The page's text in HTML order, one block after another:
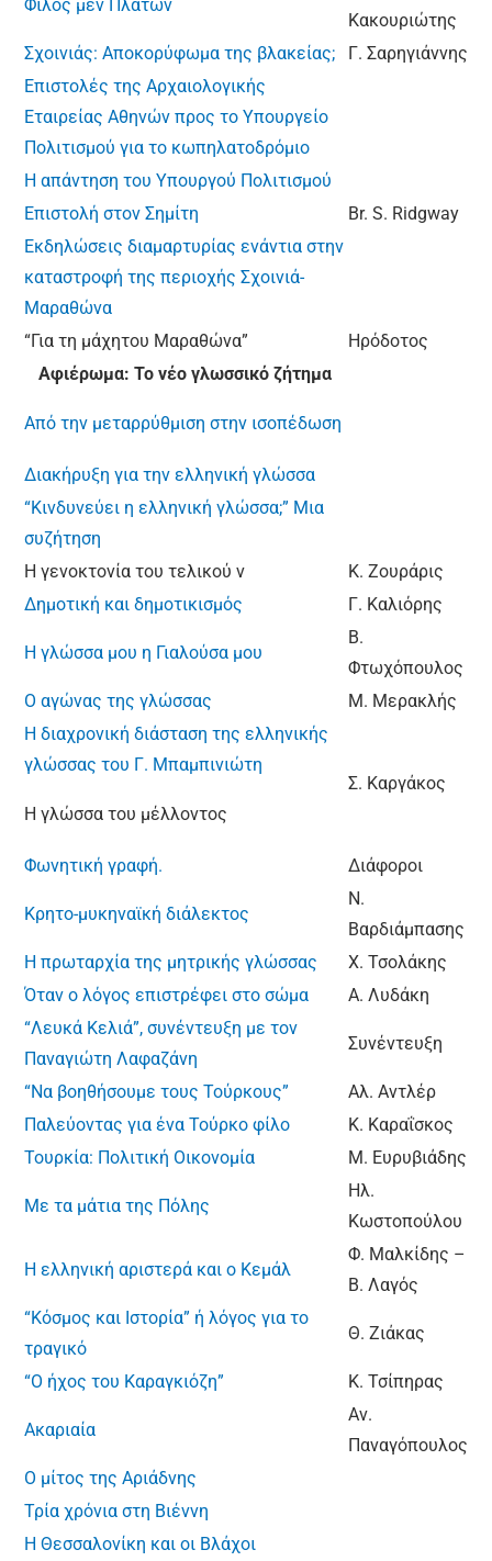
Φίλος μεν Πλάτων
Κακουριώτης
Σχοινιάς: Αποκορύφωμα της βλακείας;
Γ. Σαρηγιάννης
Επιστολές της Αρχαιολογικής
Εταιρείας Αθηνών προς το Υπουργείο
Πολιτισμού για το κωπηλατοδρόμιο
Η απάντηση του Υπουργού Πολιτισμού
Επιστολή στον Σημίτη
Br. S. Ridgway
Εκδηλώσεις διαμαρτυρίας ενάντια στην
καταστροφή της περιοχής Σχοινιά-
Μαραθώνα
“Για τη μάχητου Μαραθώνα”
Ηρόδοτος
Αφιέρωμα: Το νέο γλωσσικό ζήτημα
Από την μεταρρύθμιση στην ισοπέδωση
Διακήρυξη για την ελληνική γλώσσα
“Κινδυνεύει η ελληνική γλώσσα;” Μια
συζήτηση
Η γενοκτονία του τελικού ν
Κ. Ζουράρις
Δημοτική και δημοτικισμός
Γ. Καλιόρης
Η γλώσσα μου η Γιαλούσα μου
Β.
Φτωχόπουλος
Ο αγώνας της γλώσσας
Μ. Μερακλής
Η διαχρονική διάσταση της ελληνικής
γλώσσας του Γ. Μπαμπινιώτη
Η γλώσσα του μέλλοντος
Σ. Καργάκος
Φωνητική γραφή. Διάφοροι
Κρητο-μυκηναϊκή διάλεκτος
Ν.
Βαρδιάμπασης
Η πρωταρχία της μητρικής γλώσσας
Χ. Τσολάκης
Όταν ο λόγος επιστρέφει στο σώμα
Α. Λυδάκη
“Λευκά Κελιά”, συνέντευξη με τον
Παναγιώτη Λαφαζάνη
Συνέντευξη
“Να βοηθήσουμε τους Τούρκους”
Αλ. Αντλέρ
Παλεύοντας για ένα Τούρκο φίλο
Κ. Καραΐσκος
Τουρκία: Πολιτική Οικονομία
Μ. Ευρυβιάδης
Με τα μάτια της Πόλης
Ηλ.
Κωστοπούλου
Η ελληνική αριστερά και ο Κεμάλ
Φ. Μαλκίδης –
Β. Λαγός
“Κόσμος και Ιστορία” ή λόγος για το
τραγικό
Θ. Ζιάκας
“Ο ήχος του Καραγκιόζη” Κ. Τσίπηρας
Ακαριαία
Αν.
Παναγόπουλος
Ο μίτος της Αριάδνης
Τρία χρόνια στη Βιέννη
Η Θεσσαλονίκη και οι Βλάχοι